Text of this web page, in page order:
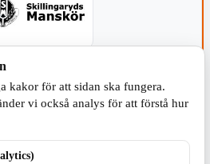
kakor för att sidan ska fungera.
vi också analys för att förstå hur